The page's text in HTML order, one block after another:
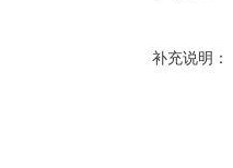
补充说明：